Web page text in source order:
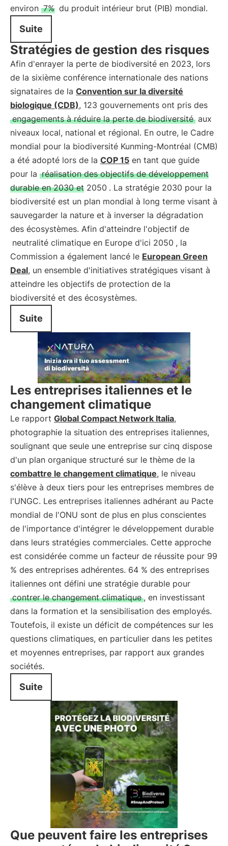
environ 7% du produit intérieur brut (PIB) mondial.
Suite
Stratégies de gestion des risques
Afin d'enrayer la perte de biodiversité en 2023, lors
de la sixième conférence internationale des nations
signataires de la Convention sur la diversité
biologique (CDB), 123 gouvernements ont pris des
engagements à réduire la perte de biodiversité aux
niveaux local, national et régional. En outre, le Cadre
mondial pour la biodiversité Kunming-Montréal (CMB)
a été adopté lors de la COP 15 en tant que guide
pour la réalisation des objectifs de développement
durable en 2030 et 2050 . La stratégie 2030 pour la
biodiversité est un plan mondial à long terme visant à
sauvegarder la nature et à inverser la dégradation
des écosystèmes. Afin d'atteindre l'objectif de
neutralité climatique en Europe d'ici 2050 , la
Commission a également lancé le European Green
Deal, un ensemble d'initiatives stratégiques visant à
atteindre les objectifs de protection de la
biodiversité et des écosystèmes.
Suite
Les entreprises italiennes et le
changement climatique
Le rapport Global Compact Network Italia,
photographie la situation des entreprises italiennes,
soulignant que seule une entreprise sur cinq dispose
d'un plan organique structuré sur le thème de la
combattre le changement climatique, le niveau
s'élève à deux tiers pour les entreprises membres de
l'UNGC. Les entreprises italiennes adhérant au Pacte
mondial de l'ONU sont de plus en plus conscientes
de l'importance d'intégrer le développement durable
dans leurs stratégies commerciales. Cette approche
est considérée comme un facteur de réussite pour 99
% des entreprises adhérentes. 64 % des entreprises
italiennes ont défini une stratégie durable pour
contrer le changement climatique , en investissant
dans la formation et la sensibilisation des employés.
Toutefois, il existe un déficit de compétences sur les
questions climatiques, en particulier dans les petites
et moyennes entreprises, par rapport aux grandes
sociétés.
Suite
Que peuvent faire les entreprises